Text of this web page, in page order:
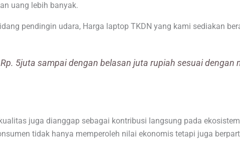
uang lebih banyak.
pendingin udara, Harga laptop TKDN yang kami sediakan
5juta sampai dengan belasan juta rupiah sesuai dengan
juga dianggap sebagai kontribusi langsung pada
tidak hanya memperoleh nilai ekonomis tetapi juga